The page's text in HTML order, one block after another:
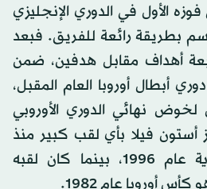
فوزه الأول في الدوري الإنجليزي
بطريقة رائعة للفريق. فبعد
أهداف مقابل هدفين، ضمن
أبطال أوروبا العام المقبل،
نهائي الدوري الأوروبي
أستون فيلا بأي لقب كبير منذ
كأس الرابطة الإنجليزية عام 1996، بينما كان لقبه
أوروبا عام 1982.